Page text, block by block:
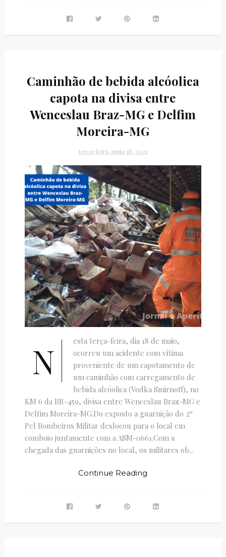
Caminhão de bebida alcóolica
capota na divisa entre
Wenceslau Braz-MG e Delfim
Moreira-MG
terça-feira, maio 18, 2021
N
esta terça-feira, dia 18 de maio,
ocorreu um acidente com vítima
proveniente de um capotamento de
um caminhão com carregamento de
bebida alcóolica (Vodka Smirnoff), no
KM 6 da BR-459, divisa entre Wenceslau Braz-MG e
Delfim Moreira-MG.Do exposto a guarnição do 2º
Pel Bombeiros Militar deslocou para o local em
comboio juntamente com a ASM-0661.Com a
chegada das guarnições no local, os militares ob...
Continue Reading